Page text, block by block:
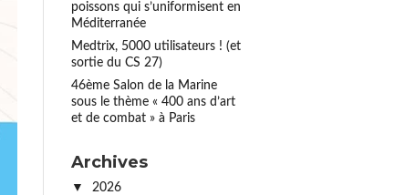
poissons qui s’uniformisent en
Méditerranée
Medtrix, 5000 utilisateurs ! (et
sortie du CS 27)
46ème Salon de la Marine
sous le thème « 400 ans d’art
et de combat » à Paris
Archives
2026